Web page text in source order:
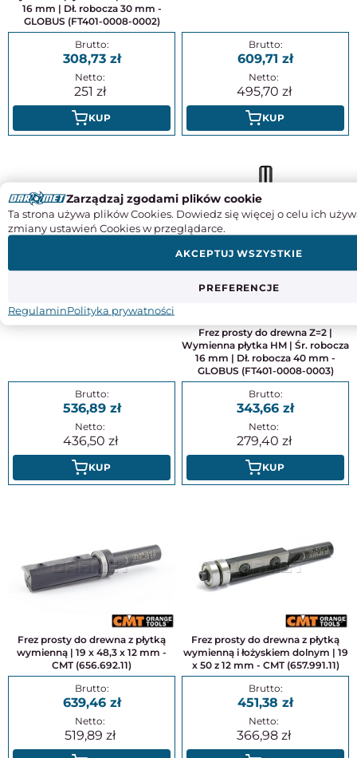
16 mm | Dł. robocza 30 mm -
GLOBUS (FT401-0008-0002)
308,73
251
KUP
609,71
495,70
KUP
(651.140.11)
536,89
436,50
KUP
Frez prosty do drewna Z=2 |
Wymienna płytka HM | Śr. robocza
16 mm | Dł. robocza 40 mm -
GLOBUS (FT401-0008-0003)
343,66
279,40
KUP
Frez prosty do drewna z płytką
wymienną | 19 x 48,3 x 12 mm -
CMT (656.692.11)
639,46
519,89
Frez prosty do drewna z płytką
wymienną i łożyskiem dolnym | 19
x 50 z 12 mm - CMT (657.991.11)
451,38
366,98
Zarządzaj zgodami plików cookie
Ta strona używa plików Cookies. Dowiedz się więcej o celu ich
zmiany ustawień Cookies w przeglądarce.
PREFERENCJE
AKCEPTUJ WSZYSTKIE
RegulaminPolityka prywatności